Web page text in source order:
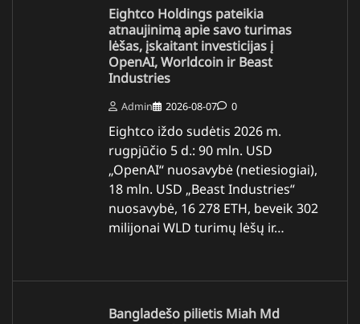
Eightco Holdings pateikia
atnaujinimą apie savo turimas
lėšas, įskaitant investicijas į
OpenAI, Worldcoin ir Beast
Industries
Admin 2026-08-07 0
Eightco iždo sudėtis 2026 m.
rugpjūčio 5 d.: 90 mln. USD
„OpenAI“ nuosavybė (netiesiogiai),
18 mln. USD „Beast Industries“
nuosavybė, 16 278 ETH, beveik 302
milijonai WLD turimų lėšų ir…
Bangladešo pilietis Miah Md